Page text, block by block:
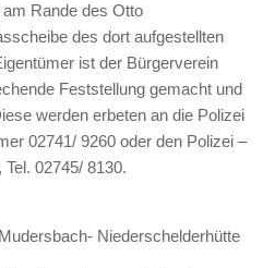
Rande des Otto
des dort aufgestellten
ist der Bürgerverein
Feststellung gemacht und
werden erbeten an die Polizei
02741/ 9260 oder den Polizei –
02745/ 8130.
Niederschelderhütte